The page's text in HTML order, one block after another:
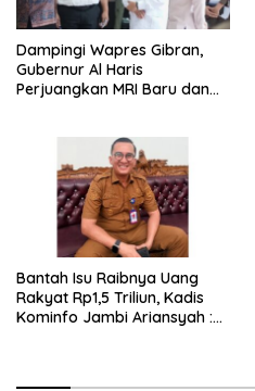
Dampingi Wapres Gibran,
Gubernur Al Haris
Perjuangkan MRI Baru dan
Bantah Isu Raibnya Uang
Rakyat Rp1,5 Triliun, Kadis
Kominfo Jambi Ariansyah :